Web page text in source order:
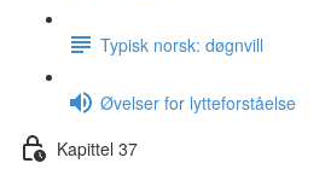
Typisk norsk: døgnvill
Øvelser for lytteforståelse
Kapittel 37